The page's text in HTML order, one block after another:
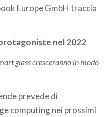
Europe GmbH traccia
nel 2022
glass cresceranno in modo
prevede di
computing nei prossimi